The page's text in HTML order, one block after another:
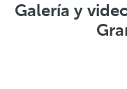
Galería y